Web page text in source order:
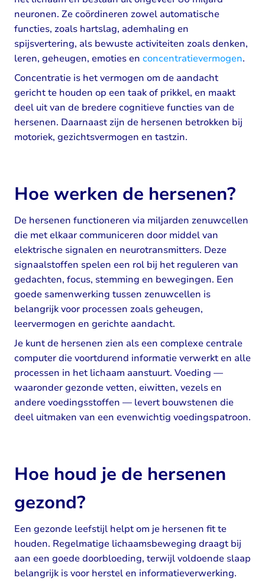
neuronen. Ze coördineren zowel automatische
functies, zoals hartslag, ademhaling en
spijsvertering, als bewuste activiteiten zoals denken,
leren, geheugen, emoties en concentratievermogen.
Concentratie is het vermogen om de aandacht
gericht te houden op een taak of prikkel, en maakt
deel uit van de bredere cognitieve functies van de
hersenen. Daarnaast zijn de hersenen betrokken bij
motoriek, gezichtsvermogen en tastzin.
Hoe werken de hersenen?
De hersenen functioneren via miljarden zenuwcellen
die met elkaar communiceren door middel van
elektrische signalen en neurotransmitters. Deze
signaalstoffen spelen een rol bij het reguleren van
gedachten, focus, stemming en bewegingen. Een
goede samenwerking tussen zenuwcellen is
belangrijk voor processen zoals geheugen,
leervermogen en gerichte aandacht.
Je kunt de hersenen zien als een complexe centrale
computer die voortdurend informatie verwerkt en alle
processen in het lichaam aanstuurt. Voeding —
waaronder gezonde vetten, eiwitten, vezels en
andere voedingsstoffen — levert bouwstenen die
deel uitmaken van een evenwichtig voedingspatroon.
Hoe houd je de hersenen
gezond?
Een gezonde leefstijl helpt om je hersenen fit te
houden. Regelmatige lichaamsbeweging draagt bij
aan een goede doorbloeding, terwijl voldoende slaap
belangrijk is voor herstel en informatieverwerking.